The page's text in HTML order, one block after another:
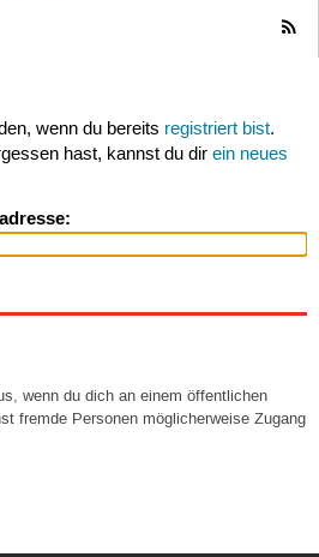
wenn du bereits registriert bist.
hast, kannst du dir ein neues
wenn du dich an einem öffentlichen
fremde Personen möglicherweise Zugang